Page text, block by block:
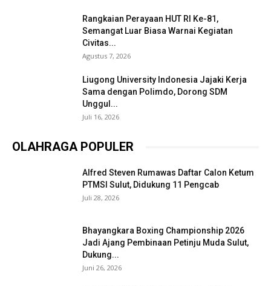
Rangkaian Perayaan HUT RI Ke-81,
Semangat Luar Biasa Warnai Kegiatan
Civitas...
Agustus 7, 2026
Liugong University Indonesia Jajaki Kerja
Sama dengan Polimdo, Dorong SDM
Unggul...
Juli 16, 2026
OLAHRAGA POPULER
Alfred Steven Rumawas Daftar Calon Ketum
PTMSI Sulut, Didukung 11 Pengcab
Juli 28, 2026
Bhayangkara Boxing Championship 2026
Jadi Ajang Pembinaan Petinju Muda Sulut,
Dukung...
Juni 26, 2026